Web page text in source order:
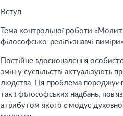
Вступ
Тема контрольної роботи
філософсько-релігієзнавчі
Постійне вдосконалення
змін у суспільстві актуалізують
людства. Ця проблема породжує
так і філософських надбань,
атрибутом якого є модус